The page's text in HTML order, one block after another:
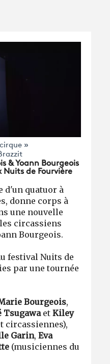
»
& Yoann Bourgeois
Nuits de Fourvière
d'un quatuor à
donne corps à
une nouvelle
circassiens
Bourgeois.
festival Nuits de
par une tournée
Bourgeois,
TsugawaetKiley
circassiennes),
Garin,Eva
(musiciennes du